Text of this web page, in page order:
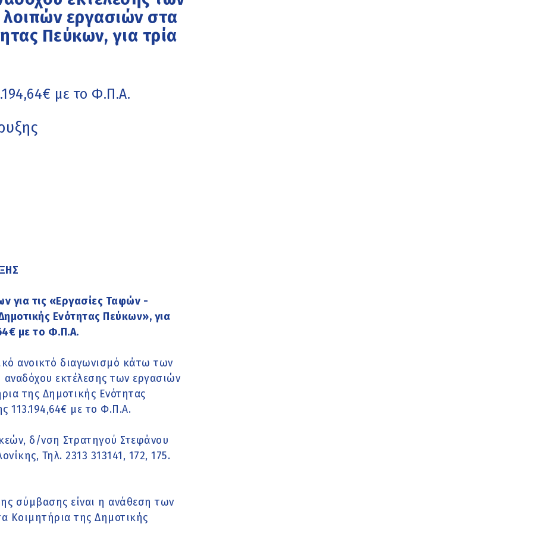
εργασιών στα
Πεύκων, για τρία
με το Φ.Π.Α.
για τις «Εργασίες Ταφών -
Ενότητας Πεύκων», για
με το Φ.Π.Α.
ανοικτό διαγωνισμό κάτω των
εκτέλεσης των εργασιών
της Δημοτικής Ενότητας
113.194,64€ με το Φ.Π.Α.
δ/νση Στρατηγού Στεφάνου
Τηλ. 2313 313141, 172, 175.
σύμβασης είναι η ανάθεση των
Κοιμητήρια της Δημοτικής